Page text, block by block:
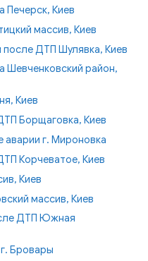
Печерск, Киев
массив, Киев
ДТП Шулявка, Киев
Шевченковский район,
Киев
Борщаговка, Киев
аварии г. Мироновка
Корчеватое, Киев
Киев
массив, Киев
ДТП Южная
Бровары